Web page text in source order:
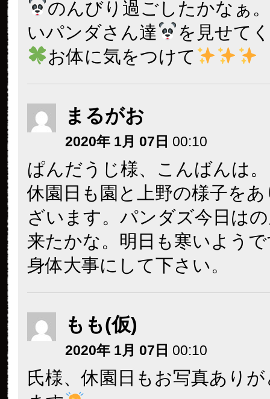
のんびり過ごしたかなぁ
いパンダさん達
を見せて
お体に気をつけて
まるがお
2020年 1月 07日 00:10
ぱんだうじ様、こんばんは。
休園日も園と上野の様子を
ざいます。パンダズ今日は
来たかな。明日も寒いよう
身体大事にして下さい。
もも(仮)
2020年 1月 07日 00:10
氏様、休園日もお写真あり